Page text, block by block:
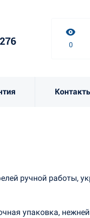
0
0
ручной работы,
упаковка,